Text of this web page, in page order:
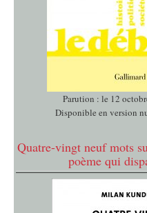
Parution : le 12
Disponible en version
Quatre-vingt neuf mots
poème qui